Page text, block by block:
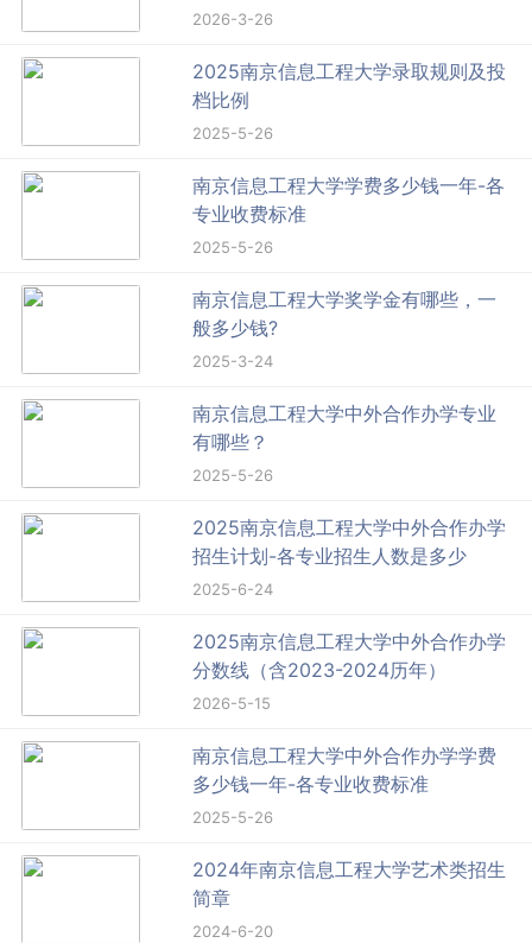
2026-3-26
2025南京信息工程大学录取规则及投
档比例
2025-5-26
南京信息工程大学学费多少钱一年-各
专业收费标准
2025-5-26
南京信息工程大学奖学金有哪些，一
般多少钱?
2025-3-24
南京信息工程大学中外合作办学专业
有哪些？
2025-5-26
2025南京信息工程大学中外合作办学
招生计划-各专业招生人数是多少
2025-6-24
2025南京信息工程大学中外合作办学
分数线（含2023-2024历年）
2026-5-15
南京信息工程大学中外合作办学学费
多少钱一年-各专业收费标准
2025-5-26
2024年南京信息工程大学艺术类招生
简章
2024-6-20